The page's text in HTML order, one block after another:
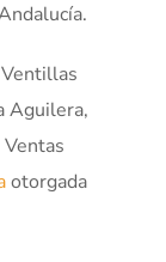
Aguilera,
otorgada